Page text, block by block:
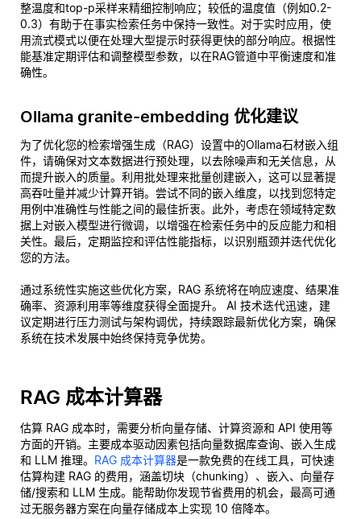
整温度和top-p采样来精细控制响应；较低的温度值（例如0.2-
0.3）有助于在事实检索任务中保持一致性。对于实时应用，使
用流式模式以便在处理大型提示时获得更快的部分响应。根据性
能基准定期评估和调整模型参数，以在RAG管道中平衡速度和准
确性。
Ollama granite-embedding 优化建议
为了优化您的检索增强生成（RAG）设置中的Ollama石材嵌入组
件，请确保对文本数据进行预处理，以去除噪声和无关信息，从
而提升嵌入的质量。利用批处理来批量创建嵌入，这可以显著提
高吞吐量并减少计算开销。尝试不同的嵌入维度，以找到您特定
用例中准确性与性能之间的最佳折衷。此外，考虑在领域特定数
据上对嵌入模型进行微调，以增强在检索任务中的反应能力和相
关性。最后，定期监控和评估性能指标，以识别瓶颈并迭代优化
您的方法。
通过系统性实施这些优化方案，RAG 系统将在响应速度、结果准
确率、资源利用率等维度获得全面提升。 AI 技术迭代迅速，建
议定期进行压力测试与架构调优，持续跟踪最新优化方案，确保
系统在技术发展中始终保持竞争优势。
RAG 成本计算器
估算 RAG 成本时，需要分析向量存储、计算资源和 API 使用等
方面的开销。主要成本驱动因素包括向量数据库查询、嵌入生成
和 LLM 推理。 RAG 成本计算器是一款免费的在线工具，可快速
估算构建 RAG 的费用，涵盖切块（chunking）、嵌入、向量存
储/搜索和 LLM 生成。能帮助你发现节省费用的机会，最高可通
过无服务器方案在向量存储成本上实现 10 倍降本。